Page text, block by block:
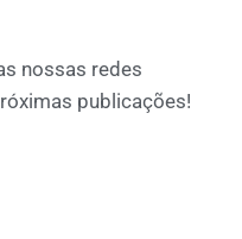
nossas redes
publicações!